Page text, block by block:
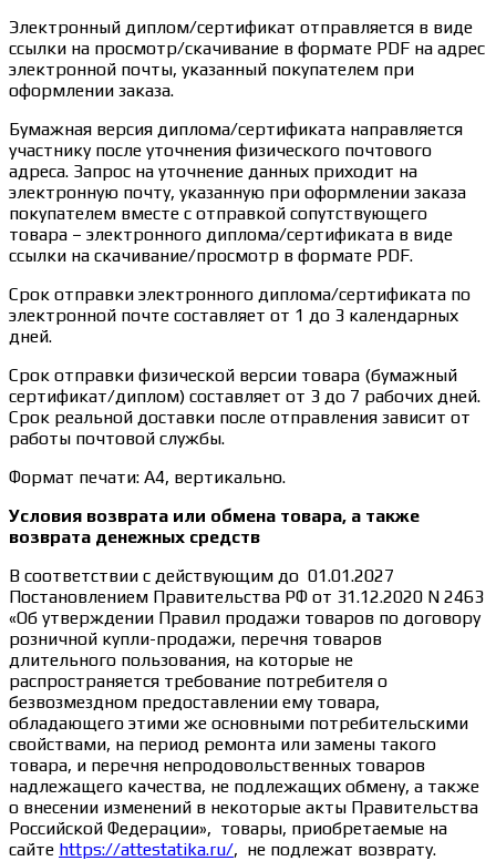
Электронный диплом/сертификат отправляется в виде
ссылки на просмотр/скачивание в формате PDF на адрес
электронной почты, указанный покупателем при
оформлении заказа.
Бумажная версия диплома/сертификата направляется
участнику после уточнения физического почтового
адреса. Запрос на уточнение данных приходит на
электронную почту, указанную при оформлении заказа
покупателем вместе с отправкой сопутствующего
товара – электронного диплома/сертификата в виде
ссылки на скачивание/просмотр в формате PDF.
Срок отправки электронного диплома/сертификата по
электронной почте составляет от 1 до 3 календарных
дней.
Срок отправки физической версии товара (бумажный
сертификат/диплом) составляет от 3 до 7 рабочих дней.
Срок реальной доставки после отправления зависит от
работы почтовой службы.
Формат печати: А4, вертикально.
Условия возврата или обмена товара, а также
возврата денежных средств
В соответствии с действующим до 01.01.2027
Постановлением Правительства РФ от 31.12.2020 N 2463
«Об утверждении Правил продажи товаров по договору
розничной купли-продажи, перечня товаров
длительного пользования, на которые не
распространяется требование потребителя о
безвозмездном предоставлении ему товара,
обладающего этими же основными потребительскими
свойствами, на период ремонта или замены такого
товара, и перечня непродовольственных товаров
надлежащего качества, не подлежащих обмену, а также
о внесении изменений в некоторые акты Правительства
Российской Федерации», товары, приобретаемые на
сайте https://attestatika.ru/, не подлежат возврату.